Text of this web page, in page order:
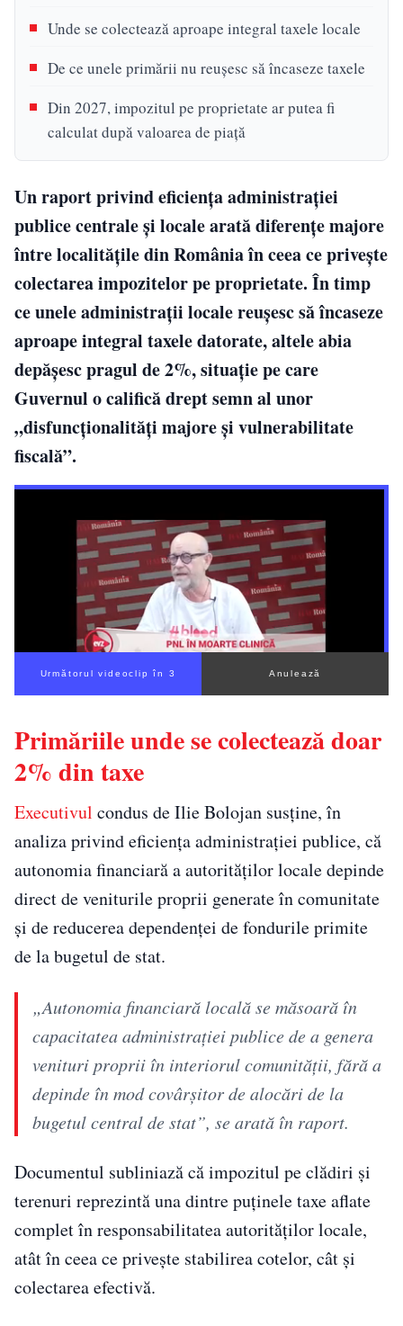
Unde se colectează aproape integral taxele locale
De ce unele primării nu reușesc să încaseze taxele
Din 2027, impozitul pe proprietate ar putea fi
calculat după valoarea de piață
Un raport privind eficiența administrației
publice centrale și locale arată diferențe majore
între localitățile din România în ceea ce privește
colectarea impozitelor pe proprietate. În timp
ce unele administrații locale reușesc să încaseze
aproape integral taxele datorate, altele abia
depășesc pragul de 2%, situație pe care
Guvernul o califică drept semn al unor
„disfuncționalități majore și vulnerabilitate
fiscală”.
Următorul videoclip în 2 Anulează
Primăriile unde se colectează doar
2% din taxe
Executivul condus de Ilie Bolojan susține, în
analiza privind eficiența administrației publice, că
autonomia financiară a autorităților locale depinde
direct de veniturile proprii generate în comunitate
și de reducerea dependenței de fondurile primite
de la bugetul de stat.
„Autonomia financiară locală se măsoară în
capacitatea administrației publice de a genera
venituri proprii în interiorul comunității, fără a
depinde în mod covârșitor de alocări de la
bugetul central de stat”, se arată în raport.
Documentul subliniază că impozitul pe clădiri și
terenuri reprezintă una dintre puținele taxe aflate
complet în responsabilitatea autorităților locale,
atât în ceea ce privește stabilirea cotelor, cât și
colectarea efectivă.